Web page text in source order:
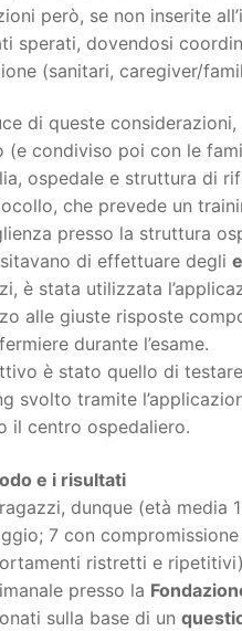
però, se non inserite
sperati, dovendosi
(sanitari, caregiver/
di queste
(e condiviso poi con le
ospedale e struttura di
che prevede un
presso la struttura
di effettuare degli
è stata utilizzata
alle giuste risposte
durante l’esame.
è stato quello di
svolto tramite
il centro ospedaliero.
e i risultati
dunque (età media
7 con
ristretti e
presso la
sulla base di un